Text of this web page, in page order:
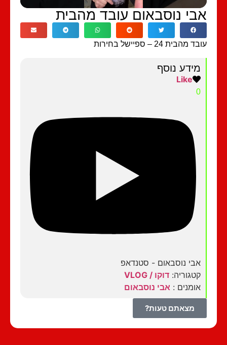
נוסבאום עובד מהבית
מהבית 24 – ספיישל בחירות
מידע נוסף
אבי נוסבאום - סטנדאפ
קטגוריה:דוקו / VLOG
אומנים :אבי נוסבאום
מצאתם טעות?